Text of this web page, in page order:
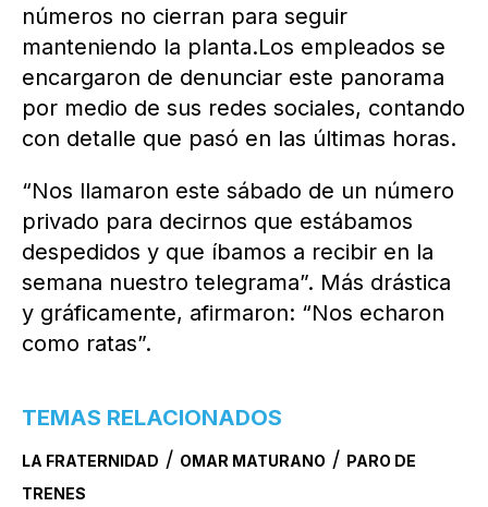
números no cierran para seguir
manteniendo la planta.Los empleados se
encargaron de denunciar este panorama
por medio de sus redes sociales, contando
con detalle que pasó en las últimas horas.
“Nos llamaron este sábado de un número
privado para decirnos que estábamos
despedidos y que íbamos a recibir en la
semana nuestro telegrama”. Más drástica
y gráficamente, afirmaron: “Nos echaron
como ratas”.
TEMAS RELACIONADOS
LA FRATERNIDAD / OMAR MATURANO / PARO DE
TRENES